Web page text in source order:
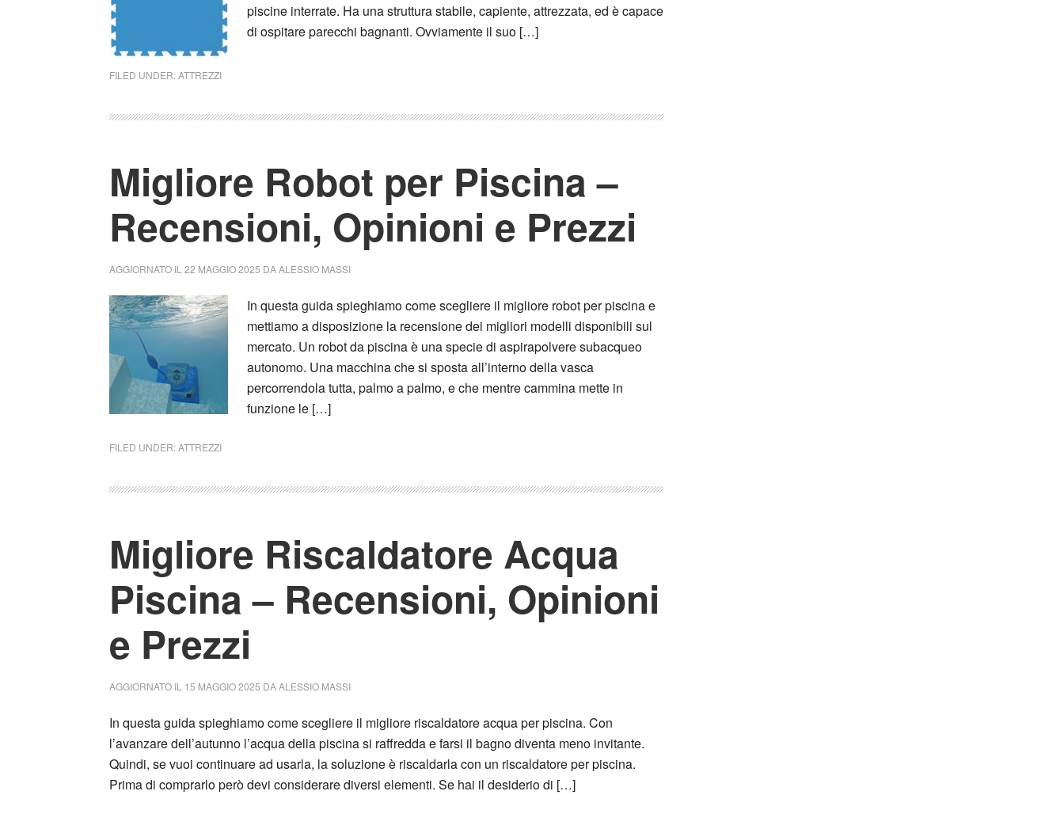
piscine interrate. Ha una struttura stabile, capiente, attrezzata, ed è capace
di ospitare parecchi bagnanti. Ovviamente il suo […]
FILED UNDER:ATTREZZI
Migliore Robot per Piscina –
Recensioni, Opinioni e Prezzi
AGGIORNATO IL 22 MAGGIO 2025 DAALESSIO MASSI
In questa guida spieghiamo come scegliere il migliore robot per piscina e
mettiamo a disposizione la recensione dei migliori modelli disponibili sul
mercato. Un robot da piscina è una specie di aspirapolvere subacqueo
autonomo. Una macchina che si sposta all’interno della vasca
percorrendola tutta, palmo a palmo, e che mentre cammina mette in
funzione le […]
FILED UNDER:ATTREZZI
Migliore Riscaldatore Acqua
Piscina – Recensioni, Opinioni
e Prezzi
AGGIORNATO IL 15 MAGGIO 2025 DAALESSIO MASSI
In questa guida spieghiamo come scegliere il migliore riscaldatore acqua per piscina. Con
l’avanzare dell’autunno l’acqua della piscina si raffredda e farsi il bagno diventa meno invitante.
Quindi, se vuoi continuare ad usarla, la soluzione è riscaldarla con un riscaldatore per piscina.
Prima di comprarlo però devi considerare diversi elementi. Se hai il desiderio di […]